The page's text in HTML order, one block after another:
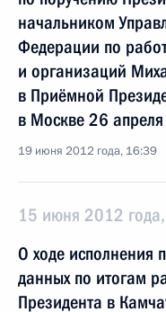
начальником
Федерации по
и организаций
в Приёмной
в Москве 26
19 июня 2012 года, 16:39
15 июня 2012 года,
О ходе исполнения
данных по итогам
Президента в